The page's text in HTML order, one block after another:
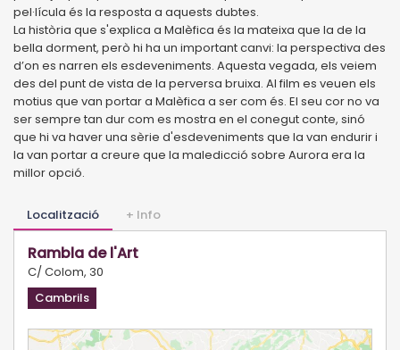
pel·lícula és la resposta a aquests dubtes.
La història que s'explica a Malèfica és la mateixa que la de la
bella dorment, però hi ha un important canvi: la perspectiva des
d’on es narren els esdeveniments. Aquesta vegada, els veiem
des del punt de vista de la perversa bruixa. Al film es veuen els
motius que van portar a Malèfica a ser com és. El seu cor no va
ser sempre tan dur com es mostra en el conegut conte, sinó
que hi va haver una sèrie d'esdeveniments que la van endurir i
la van portar a creure que la maledicció sobre Aurora era la
millor opció.
Localització + Info
Rambla de l'Art
C/ Colom, 30
Cambrils